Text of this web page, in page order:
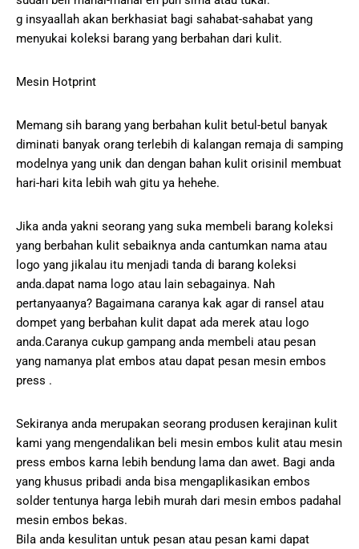
g insyaallah akan berkhasiat bagi sahabat-sahabat yang
menyukai koleksi barang yang berbahan dari kulit.
Mesin Hotprint
Memang sih barang yang berbahan kulit betul-betul banyak
diminati banyak orang terlebih di kalangan remaja di samping
modelnya yang unik dan dengan bahan kulit orisinil membuat
hari-hari kita lebih wah gitu ya hehehe.
Jika anda yakni seorang yang suka membeli barang koleksi
yang berbahan kulit sebaiknya anda cantumkan nama atau
logo yang jikalau itu menjadi tanda di barang koleksi
anda.dapat nama logo atau lain sebagainya. Nah
pertanyaanya? Bagaimana caranya kak agar di ransel atau
dompet yang berbahan kulit dapat ada merek atau logo
anda.Caranya cukup gampang anda membeli atau pesan
yang namanya plat embos atau dapat pesan mesin embos
press .
Sekiranya anda merupakan seorang produsen kerajinan kulit
kami yang mengendalikan beli mesin embos kulit atau mesin
press embos karna lebih bendung lama dan awet. Bagi anda
yang khusus pribadi anda bisa mengaplikasikan embos
solder tentunya harga lebih murah dari mesin embos padahal
mesin embos bekas.
Bila anda kesulitan untuk pesan atau pesan kami dapat